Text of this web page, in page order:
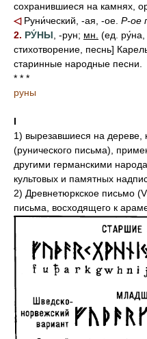
сохранившиеся на камнях,
◁Руни́ческий, -ая, -ое. Р-ое
2. РУ́НЫ , -рун; мн. (ед.
стихотворение, песнь]
старинные народные песни.
* * *
руны
I
1) вырезавшиеся на дереве,
(рунического письма),
другими германскими
культовых и памятных
2) Древнетюркское письмо
письма, восходящего к